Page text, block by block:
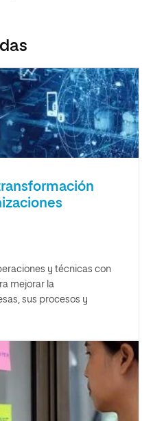
y técnicas con
mejorar la
sus procesos y